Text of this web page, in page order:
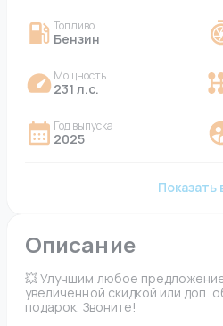
Топливо
Бензин
Мощность
231 л.с.
Год выпуска
2025
Показать
Описание
💥 Улучшим любое
увеличенной скидкой или доп.
подарок. Звоните!